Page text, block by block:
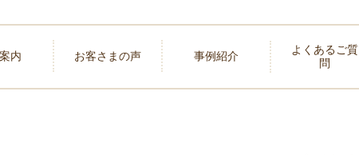
内 お客さまの声 事例紹介
よくあるご質
問